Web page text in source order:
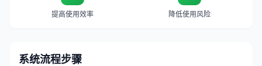
提高使用效率 降低使用风险
系统流程步骤